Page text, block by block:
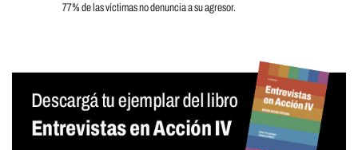
77% de las víctimas no denuncia a su agresor.